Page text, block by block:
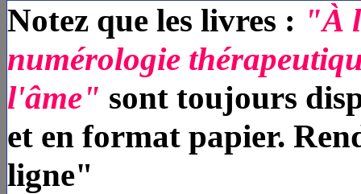
Notez que les livres : "À
numérologie
l'âme" sont toujours
et en format papier.
ligne"